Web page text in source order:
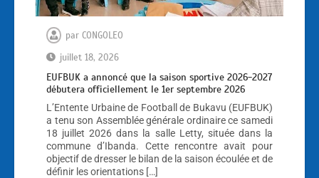
par CONGOLEO
juillet 18, 2026
EUFBUK a annoncé que la saison sportive 2026-2027
débutera officiellement le 1er septembre 2026
L’Entente Urbaine de Football de Bukavu (EUFBUK)
a tenu son Assemblée générale ordinaire ce samedi
18 juillet 2026 dans la salle Letty, située dans la
commune d’Ibanda. Cette rencontre avait pour
objectif de dresser le bilan de la saison écoulée et de
définir les orientations […]